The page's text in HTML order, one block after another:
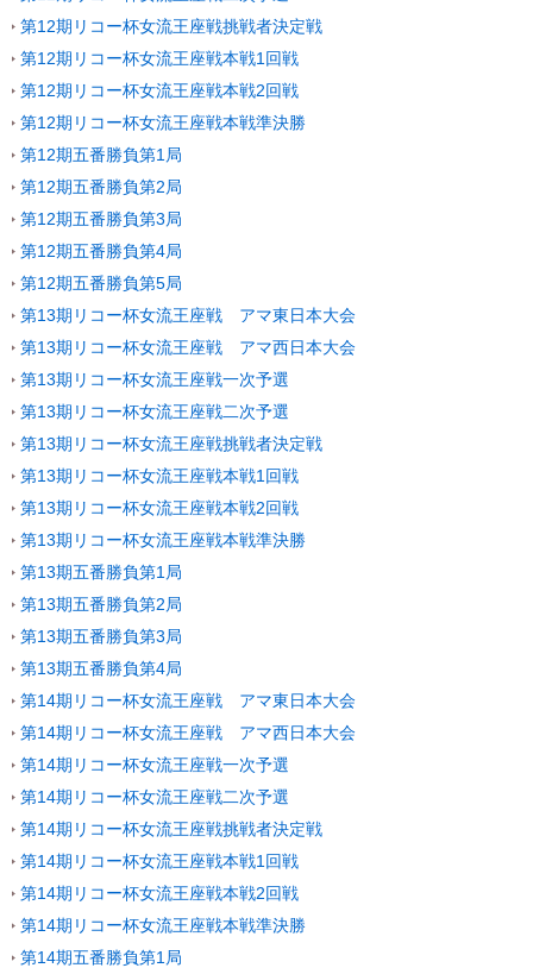
第12期リコー杯女流王座戦挑戦者決定戦
第12期リコー杯女流王座戦本戦1回戦
第12期リコー杯女流王座戦本戦2回戦
第12期リコー杯女流王座戦本戦準決勝
第12期五番勝負第1局
第12期五番勝負第2局
第12期五番勝負第3局
第12期五番勝負第4局
第12期五番勝負第5局
第13期リコー杯女流王座戦 アマ東日本大会
第13期リコー杯女流王座戦 アマ西日本大会
第13期リコー杯女流王座戦一次予選
第13期リコー杯女流王座戦二次予選
第13期リコー杯女流王座戦挑戦者決定戦
第13期リコー杯女流王座戦本戦1回戦
第13期リコー杯女流王座戦本戦2回戦
第13期リコー杯女流王座戦本戦準決勝
第13期五番勝負第1局
第13期五番勝負第2局
第13期五番勝負第3局
第13期五番勝負第4局
第14期リコー杯女流王座戦 アマ東日本大会
第14期リコー杯女流王座戦 アマ西日本大会
第14期リコー杯女流王座戦一次予選
第14期リコー杯女流王座戦二次予選
第14期リコー杯女流王座戦挑戦者決定戦
第14期リコー杯女流王座戦本戦1回戦
第14期リコー杯女流王座戦本戦2回戦
第14期リコー杯女流王座戦本戦準決勝
第14期五番勝負第1局